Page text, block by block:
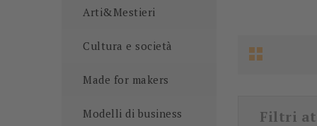
Arti&Mestieri
Cultura e società
Made for makers
Modelli di business Filtri